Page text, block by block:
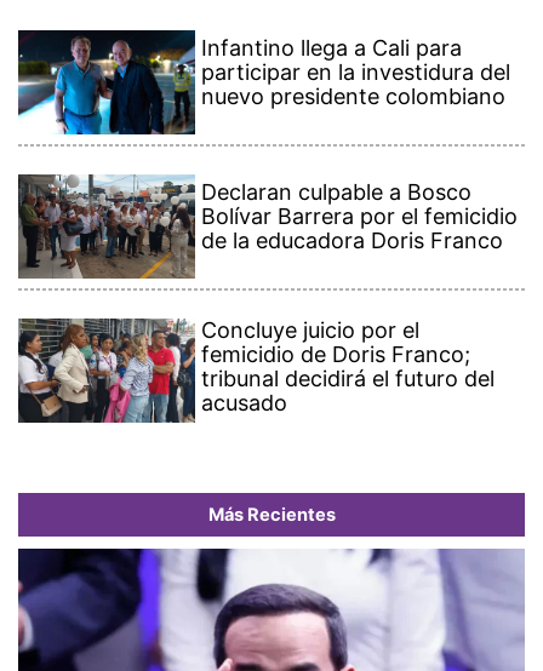
Infantino llega a Cali para
participar en la investidura del
nuevo presidente colombiano
Declaran culpable a Bosco
Bolívar Barrera por el femicidio
de la educadora Doris Franco
Concluye juicio por el
femicidio de Doris Franco;
tribunal decidirá el futuro del
acusado
Más Recientes